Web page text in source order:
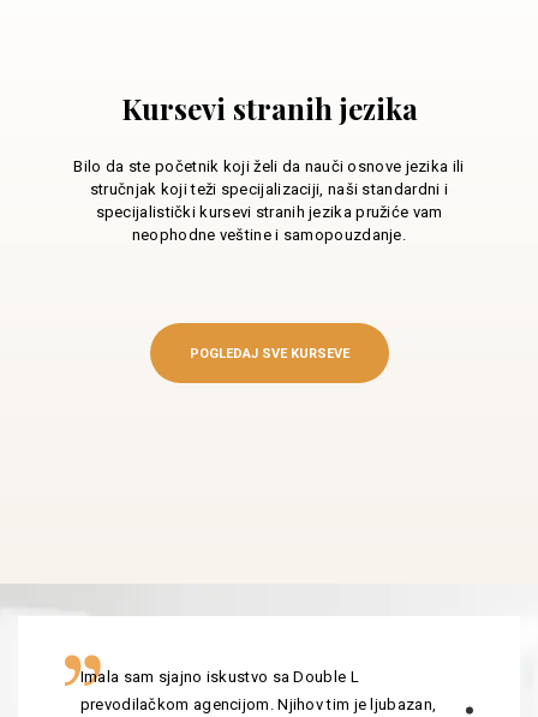
Kursevi stranih jezika
Bilo da ste početnik koji želi da nauči osnove jezika ili
stručnjak koji teži specijalizaciji, naši standardni i
specijalistički kursevi stranih jezika pružiće vam
neophodne veštine i samopouzdanje.
POGLEDAJ SVE KURSEVE
Imala sam sjajno iskustvo sa Double L
prevodilačkom agencijom. Njihov tim je ljubazan,